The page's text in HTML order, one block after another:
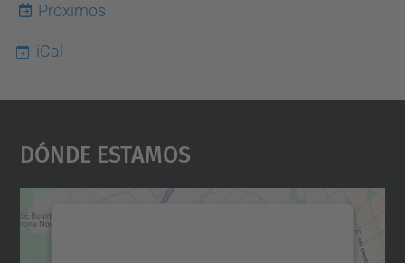
Próximos
iCal
Dónde Estamos